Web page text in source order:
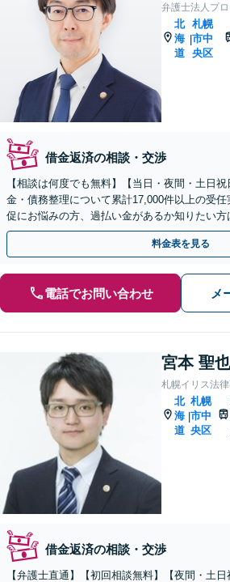
弁護士法人プ
北
海
道
|
札幌
市中
央区
借金返済の相談・交渉
【相談は何度でも無料】【当日・夜間・土日
金・債務整理について累計17,000件以上の受
促にお悩みの方、過払い金があるか知りたい
ストな解決策を提案いたします。
料金表を見る
電話でお問い合わせ メ
宮本 聖
札幌イリス法
北
海
道
|
札幌
市中
央区
借金返済の相談・交渉
【弁護士直通】【初回相談無料】【夜間・土日